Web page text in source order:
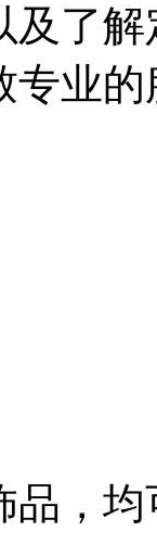
及了
专业
品，